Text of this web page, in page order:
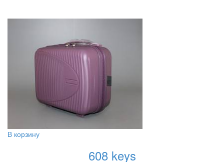
В корзину
608 keys